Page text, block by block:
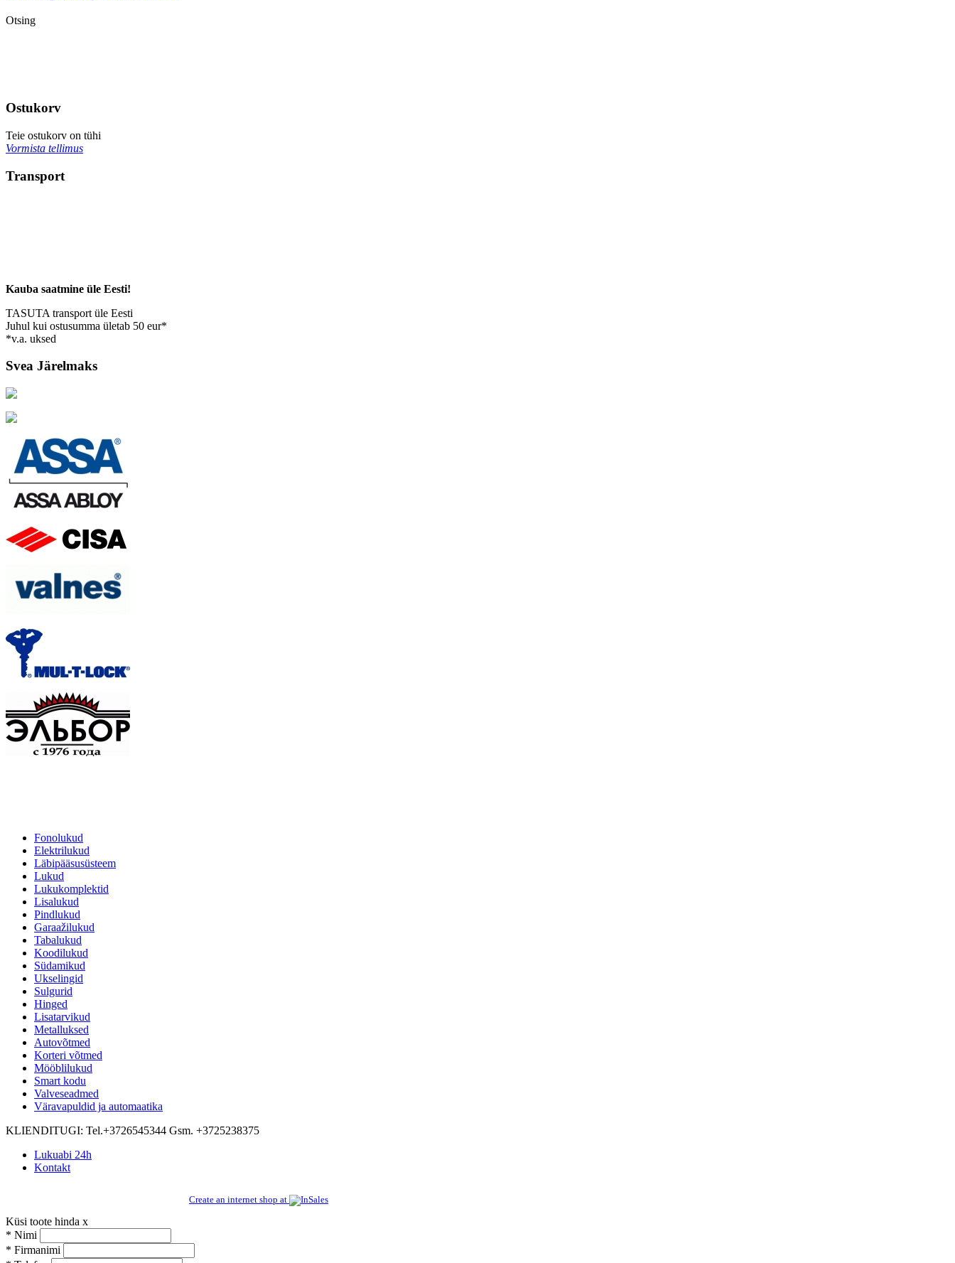
Otsing
Ostukorv
Teie ostukorv on tühi
Vormista tellimus
Transport
Kauba saatmine üle Eesti!
TASUTA transport üle Eesti
Juhul kui ostusumma ületab 50 eur*
*v.a. uksed
Svea Järelmaks
Fonolukud
Elektrilukud
Läbipääsusüsteem
Lukud
Lukukomplektid
Lisalukud
Pindlukud
Garaažilukud
Tabalukud
Koodilukud
Südamikud
Ukselingid
Sulgurid
Hinged
Lisatarvikud
Metalluksed
Autovõtmed
Korteri võtmed
Mööblilukud
Smart kodu
Valveseadmed
Väravapuldid ja automaatika
KLIENDITUGI: Tel.+3726545344 Gsm. +3725238375
Lukuabi 24h
Kontakt
Create an internet shop at
Küsi toote hinda x
* Nimi
* Firmanimi